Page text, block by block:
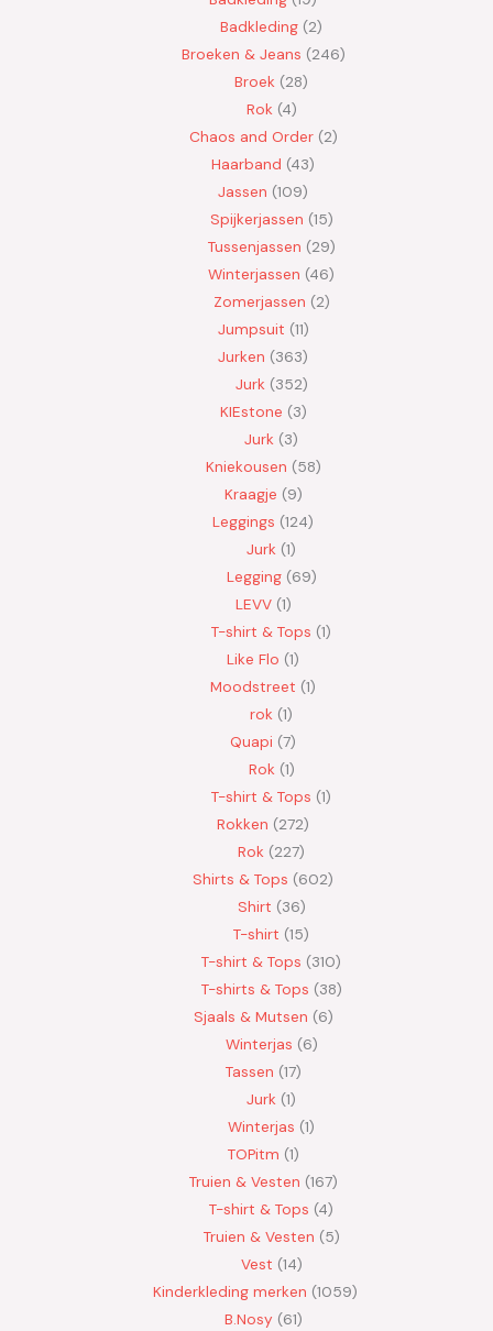
Badkleding 2
Broeken & Jeans 246
Broek 28
Rok 4
Chaos and Order 2
Haarband 43
Jassen 109
Spijkerjassen 15
Tussenjassen 29
Winterjassen 46
Zomerjassen 2
Jumpsuit 11
Jurken 363
Jurk 352
KIEstone 3
Jurk 3
Kniekousen 58
Kraagje 9
Leggings 124
Jurk 1
Legging 69
LEVV 1
T-shirt & Tops 1
Like Flo 1
Moodstreet 1
rok 1
Quapi 7
Rok 1
T-shirt & Tops 1
Rokken 272
Rok 227
Shirts & Tops 602
Shirt 36
T-shirt 15
T-shirt & Tops 310
T-shirts & Tops 38
Sjaals & Mutsen 6
Winterjas 6
Tassen 17
Jurk 1
Winterjas 1
TOPitm 1
Truien & Vesten 167
T-shirt & Tops 4
Truien & Vesten 5
Vest 14
Kinderkleding merken 1059
B.Nosy 61